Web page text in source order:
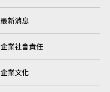
最新消息
企業社會責任
企業文化